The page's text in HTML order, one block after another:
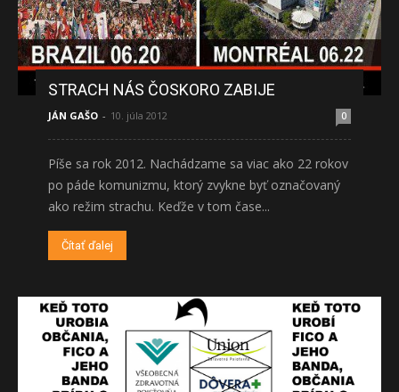
STRACH NÁS ČOSKORO ZABIJE
JÁN GAŠO - 10. júla 2012 0
Píše sa rok 2012. Nachádzame sa viac ako 22 rokov
po páde komunizmu, ktorý zvykne byť označovaný
ako režim strachu. Keďže v tom čase...
Čítať ďalej